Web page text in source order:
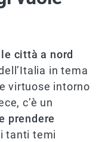
le città a nord
in tema
virtuose intorno
c’è un
prendere
tanti temi